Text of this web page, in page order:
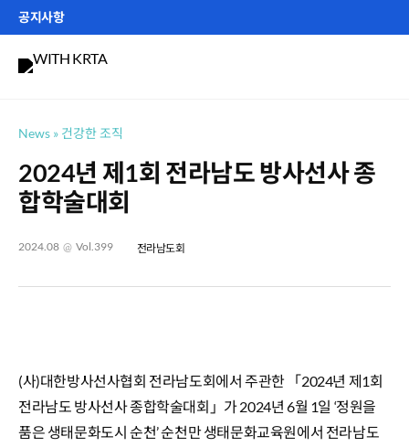
Skip
to
content
공지사항
제406호 퀴즈 이벤트 참여하기
건강한 조직
News
2024년 제1회 전라남도 방사선사 종
합학술대회
2024.08 @ Vol.399 전라남도회
(사)대한방사선사협회 전라남도회에서 주관한 「2024년 제1회
전라남도 방사선사 종합학술대회」가 2024년 6월 1일 ‘정원을
품은 생태문화도시 순천’ 순천만 생태문화교육원에서 전라남도